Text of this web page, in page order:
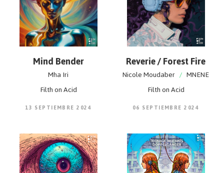
Mind Bender
Mha Iri
Filth on Acid
13 SEPTIEMBRE 2024
Reverie / Forest Fire
Nicole Moudaber / MNENE
Filth on Acid
06 SEPTIEMBRE 2024